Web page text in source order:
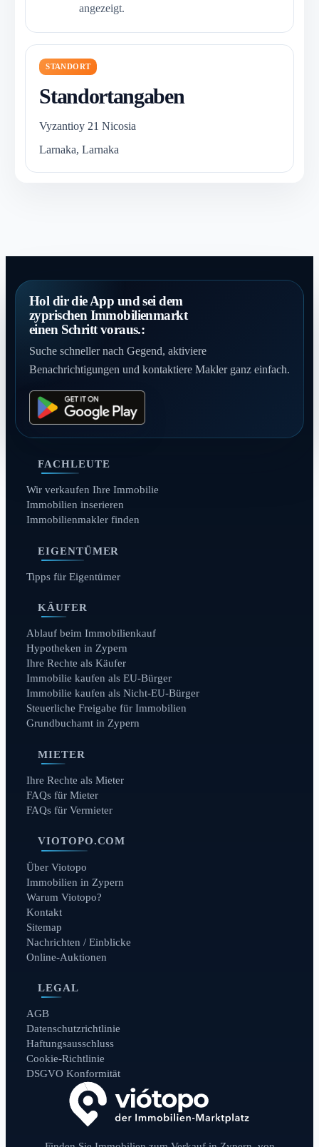
angezeigt.
STANDORT
Standortangaben
Vyzantioy 21 Nicosia
Larnaka, Larnaka
Hol dir die App und sei dem
zyprischen Immobilienmarkt
einen Schritt voraus.:
Suche schneller nach Gegend, aktiviere
Benachrichtigungen und kontaktiere Makler ganz einfach.
FACHLEUTE
Wir verkaufen Ihre Immobilie
Immobilien inserieren
Immobilienmakler finden
EIGENTÜMER
Tipps für Eigentümer
KÄUFER
Ablauf beim Immobilienkauf
Hypotheken in Zypern
Ihre Rechte als Käufer
Immobilie kaufen als EU-Bürger
Immobilie kaufen als Nicht-EU-Bürger
Steuerliche Freigabe für Immobilien
Grundbuchamt in Zypern
MIETER
Ihre Rechte als Mieter
FAQs für Mieter
FAQs für Vermieter
VIOTOPO.COM
Über Viotopo
Immobilien in Zypern
Warum Viotopo?
Kontakt
Sitemap
Nachrichten / Einblicke
Online-Auktionen
LEGAL
AGB
Datenschutzrichtlinie
Haftungsausschluss
Cookie-Richtlinie
DSGVO Konformität